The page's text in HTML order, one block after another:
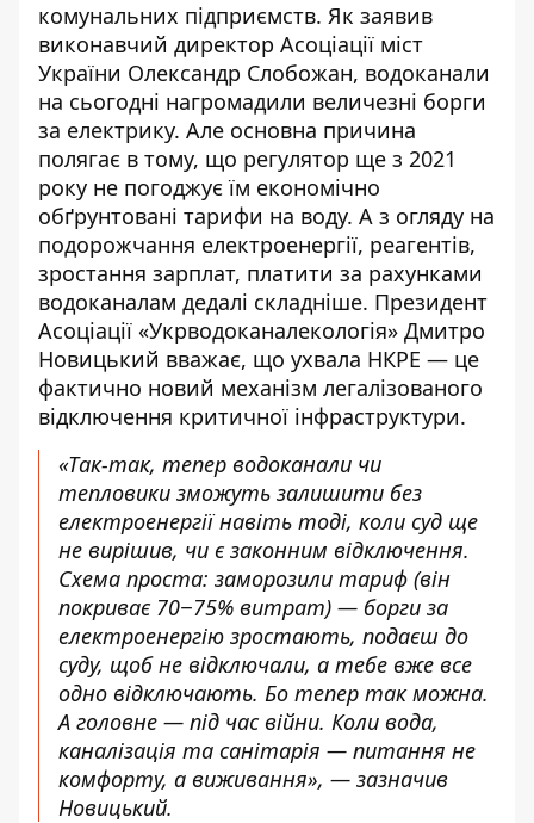
комунальних підприємств. Як заявив
виконавчий директор Асоціації міст
України Олександр Слобожан, водоканали
на сьогодні нагромадили величезні борги
за електрику. Але основна причина
полягає в тому, що регулятор ще з 2021
року не погоджує їм економічно
обґрунтовані тарифи на воду. А з огляду на
подорожчання електроенергії, реагентів,
зростання зарплат, платити за рахунками
водоканалам дедалі складніше. Президент
Асоціації «Укрводоканалекологія» Дмитро
Новицький вважає, що ухвала НКРЕ — це
фактично новий механізм легалізованого
відключення критичної інфраструктури.
«Так-так, тепер водоканали чи
тепловики зможуть залишити без
електроенергії навіть тоді, коли суд ще
не вирішив, чи є законним відключення.
Схема проста: заморозили тариф (він
покриває 70−75% витрат) — борги за
електроенергію зростають, подаєш до
суду, щоб не відключали, а тебе вже все
одно відключають. Бо тепер так можна.
А головне — під час війни. Коли вода,
каналізація та санітарія — питання не
комфорту, а виживання», — зазначив
Новицький.